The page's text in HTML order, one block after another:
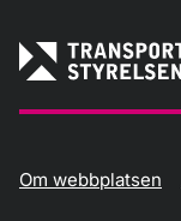
Om webbplatsen